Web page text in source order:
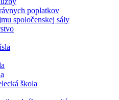
poplatkov
spoločenskej sály
škola